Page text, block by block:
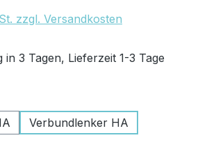
zzgl. Versandkosten
in 3 Tagen, Lieferzeit 1-3 Tage
Verbundlenker HA